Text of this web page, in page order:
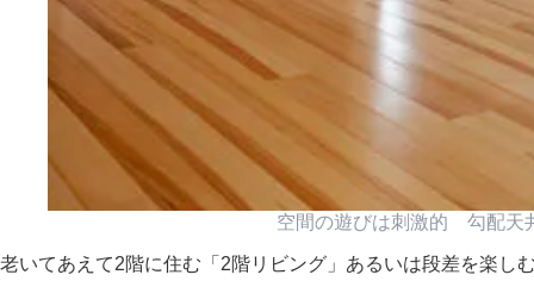
空間の遊びは刺激的 勾配天
老いてあえて2階に住む「2階リビング」あるいは段差を楽し